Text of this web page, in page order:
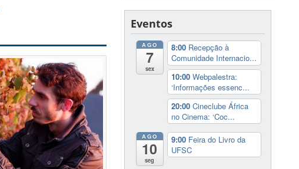
Eventos
AGO
7
sex
8:00 Recepção à
Comunidade Internacio...
10:00 Webpalestra:
‘Informações essenc...
20:00 Cineclube África
no Cinema: ‘Coc...
AGO
10
seg
9:00 Feira do Livro da
UFSC